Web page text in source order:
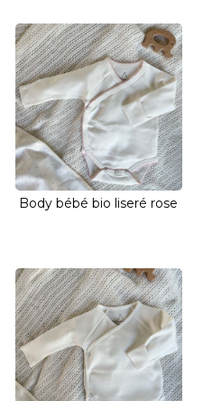
Body bébé bio liseré rose